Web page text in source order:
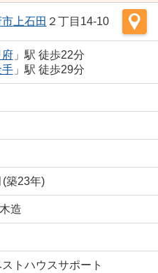
上石田 ２丁目14-10
府」駅 徒歩22分
」駅 徒歩29分
築23年)
造
トハウスサポート